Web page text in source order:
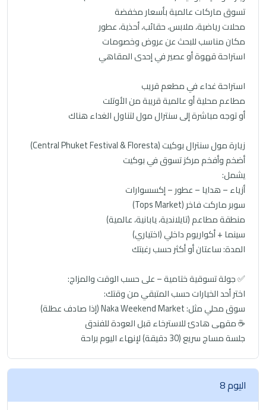
تسوق ماركات عالمية بأسعار مخفضة
محلات رياضية، ملابس، حقائب، أحذية، عطور
مكان مناسب للبحث عن عروض وخصومات
استراحة قهوة أو عصير في إحدى المقاهي
استراحة غداء في مطعم قريب
مطاعم محلية أو عالمية قريبة من الأوتلت
أو توجه مباشرة إلى سنترال مول لتناول الغداء هناك
زيارة مول سنترال بوكيت (Central Phuket Festival & Floresta)
أضخم وأفخم مركز تسوق في بوكيت
يشمل:
أزياء – هدايا – عطور – إكسسوارات
سوبر ماركت فاخر (Tops Market)
منطقة مطاعم (تايلاندية، يابانية، عالمية)
سينما + أكواريوم داخلي (اختياري)
المدة: ساعتان أو أكثر حسب رغبتك
✅ جولة تسوقية ختامية – على حسب الوقت والمزاج:
اختر أحد الخيارات حسب المتبقي من وقتك:
سوق محلي مثل: Naka Weekend Market (إذا صادف عطلة)
☕ مقهى هادئ للاسترخاء قبل العودة للفندق
جلسة مساج سريع (30 دقيقة) لإنهاء اليوم براحة
اليوم 8